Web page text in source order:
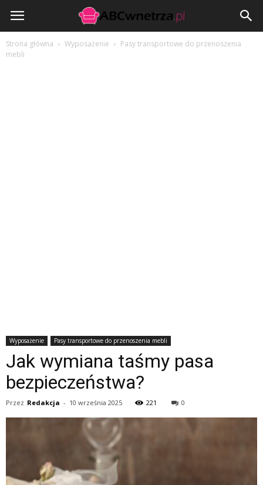
ABCwnetrza.pl
Strona główna Wyposażenie
Pasy transportowe do przenoszenia
mebli
Wyposażenie Pasy transportowe do przenoszenia mebli
Jak wymiana taśmy pasa
bezpieczeństwa?
Przez Redakcja - 10 września 2025 221 0